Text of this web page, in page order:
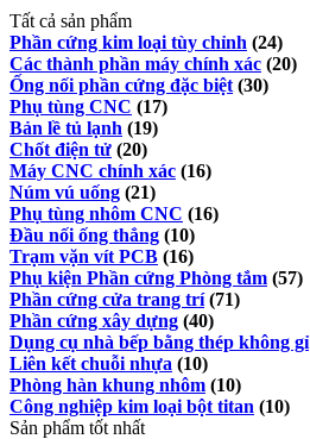
Tất cả sản phẩm
Phần cứng kim loại tùy chỉnh (24)
Các thành phần máy chính xác (20)
Ống nối phần cứng đặc biệt (30)
Phụ tùng CNC (17)
Bản lề tủ lạnh (19)
Chốt điện tử (20)
Máy CNC chính xác (16)
Núm vú uống (21)
Phụ tùng nhôm CNC (16)
Đầu nối ống thẳng (10)
Trạm vặn vít PCB (16)
Phụ kiện Phần cứng Phòng tắm (57)
Phần cứng cửa trang trí (71)
Phần cứng xây dựng (40)
Dụng cụ nhà bếp bằng thép không gỉ
Liên kết chuỗi nhựa (10)
Phòng hàn khung nhôm (10)
Công nghiệp kim loại bột titan (10)
Sản phẩm tốt nhất